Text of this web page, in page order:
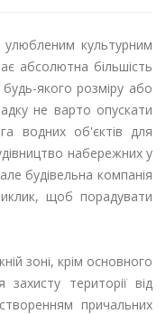
культурним
абсолютна більшість
якого розміру або
не варто опускати
водних об'єктів для
набережних у
будівельна компанія
щоб порадувати
зоні, крім основного
території від
причальних